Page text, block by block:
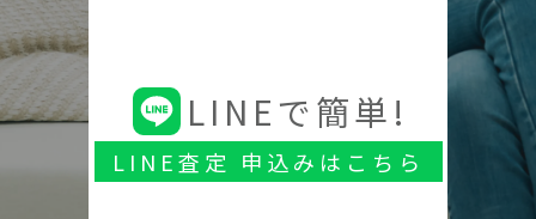
LINEで簡単!
LINE査定 申込みはこちら